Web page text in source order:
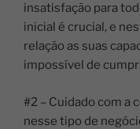
insatisfação para
inicial é crucial, e
relação as suas
impossível de
#2 – Cuidado com a
nesse tipo de